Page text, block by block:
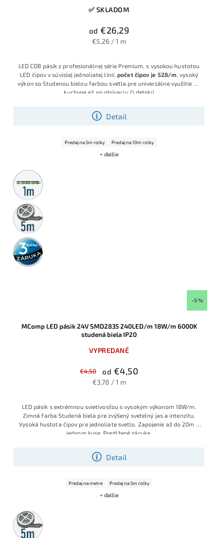
✅ SKLADOM
od €26,29
€5,26 / 1 m
Detail
LED COB pásik z profesionálnej série Premium, s vysokou hustotou
LED čipov v súvislej jednoliatej línií,počet čipov je 528/m, vysoký
výkon so Studenou bielou farbou svetla pre univerzálne využitie od
kuchyne až po obývaciu či detskú
Predaj na 5m rolky Predaj na 10m rolky
+ ďalšie
Metrážny
predaj
5m
rolka
3 roky
záruka
–5 %
MComp LED pásik 24V SMD2835 240LED/m 18W/m 6000K
studená biela IP20
VYPREDANÉ
€4,50 od €4,50
€3,78 / 1 m
Detail
LED pásik s extrémnou svietivosťou s vysokým výkonom 18W/m.
Zimná farba Studená biela pre zvýšený svetelný jas a intenzitu.
Vysoká hustota čipov pre jednoliate svetlo. Zapojenie až do 20m v
jednom kuse. Predlžené záruka.
Predaj na metre Predaj na 5m rolky
+ ďalšie
5m
rolka